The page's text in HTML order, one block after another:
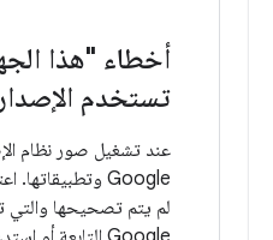
تستخدم الإصدار 37 من واجهة برمجة التطبيقات